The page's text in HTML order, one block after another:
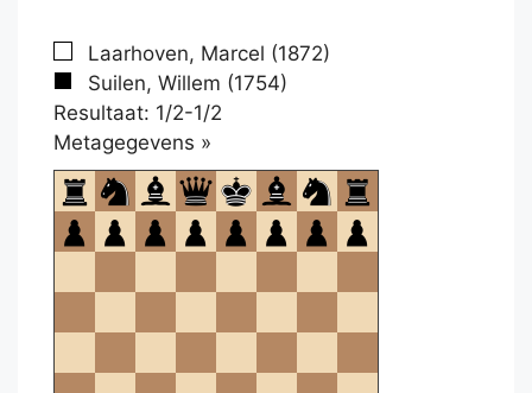
Laarhoven, Marcel (1872)
Suilen, Willem (1754)
Resultaat: 1/2-1/2
Metagegevens »
om
te
openen.